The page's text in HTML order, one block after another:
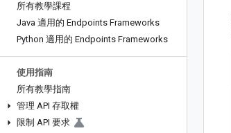
所有教學課程
Java 適用的 Endpoints Frameworks
Python 適用的 Endpoints Frameworks
使用指南
所有教學指南
管理 API 存取權
限制 API 要求